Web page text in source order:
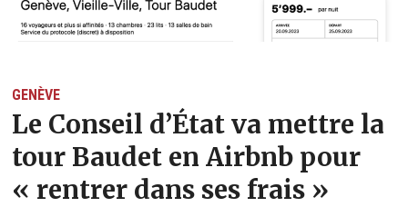
GENÈVE
Le Conseil d’État va mettre la
tour Baudet en Airbnb pour
« rentrer dans ses frais »